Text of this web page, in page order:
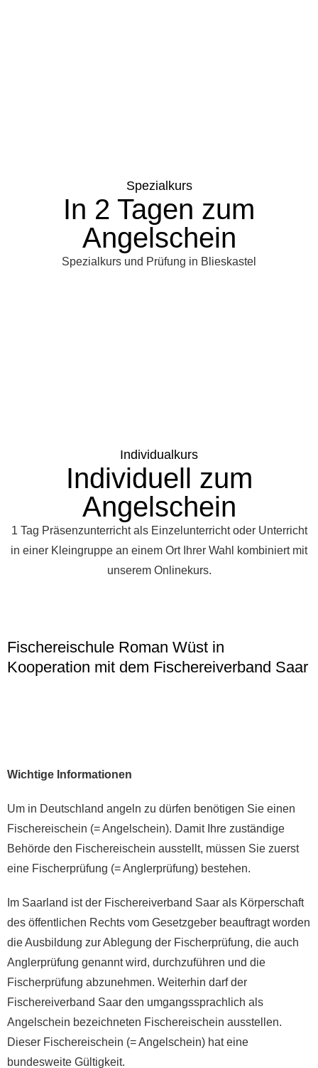
Spezialkurs
In 2 Tagen zum
Angelschein
Spezialkurs und Prüfung in Blieskastel
Individualkurs
Individuell zum
Angelschein
1 Tag Präsenzunterricht als Einzelunterricht oder Unterricht
in einer Kleingruppe an einem Ort Ihrer Wahl kombiniert mit
unserem Onlinekurs.
Fischereischule Roman Wüst in
Kooperation mit dem Fischereiverband Saar
Wichtige Informationen
Um in Deutschland angeln zu dürfen benötigen Sie einen
Fischereischein (= Angelschein). Damit Ihre zuständige
Behörde den Fischereischein ausstellt, müssen Sie zuerst
eine Fischerprüfung (= Anglerprüfung) bestehen.
Im Saarland ist der Fischereiverband Saar als Körperschaft
des öffentlichen Rechts vom Gesetzgeber beauftragt worden
die Ausbildung zur Ablegung der Fischerprüfung, die auch
Anglerprüfung genannt wird, durchzuführen und die
Fischerprüfung abzunehmen. Weiterhin darf der
Fischereiverband Saar den umgangssprachlich als
Angelschein bezeichneten Fischereischein ausstellen.
Dieser Fischereischein (= Angelschein) hat eine
bundesweite Gültigkeit.